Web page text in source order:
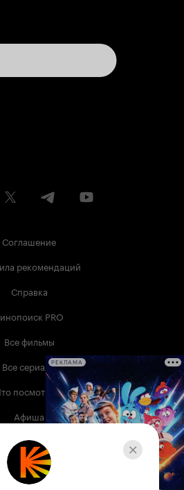
Соглашение
рекомендаций
Справка
PRO
Все фильмы
Все сериалы
посмотреть
Афиша
Музыка
Телепрограмма
РЕКЛАМА